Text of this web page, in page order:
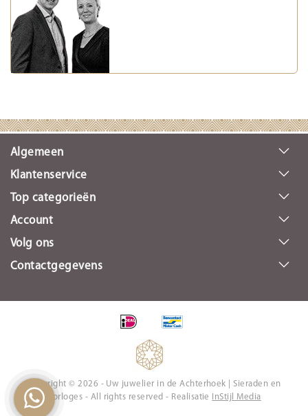
Algemeen
Klantenservice
Top categorieën
Account
Volg ons
Contactgegevens
Copyright © 2026 - Uw juwelier in de Achterhoek | Sieraden en
Horloges - All rights reserved - Realisatie
InStijl Media